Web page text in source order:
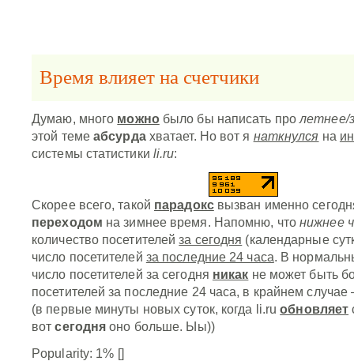
Время влияет на счетчики
Думаю, много можнобыло бы написать пролетнее/
этой теме абсурдахватает. Но вот я наткнулся на
системы статистики li.ru:
Скорее всего, такой парадоксвызван именно
переходом на зимнее время. Напомню, чтонижнее
количество посетителейза сегодня (календарные
число посетителей за последние 24 часа. В
число посетителей за сегодня никак не может быть
посетителей за последние 24 часа, в крайнем
(в первые минуты новых суток, когда li.ruобновляет
вотсегодня оно больше. Ыы))
Popularity: 1% []